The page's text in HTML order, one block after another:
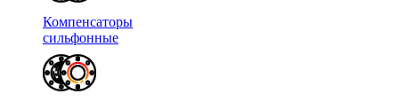
Компенсаторы
сильфонные